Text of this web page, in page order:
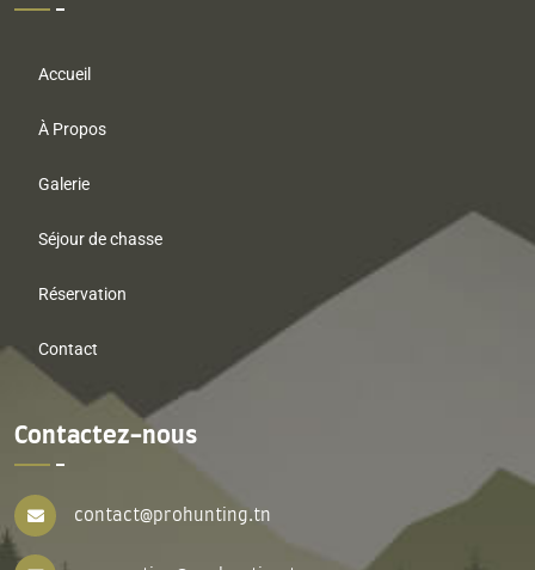
Accueil
À Propos
Galerie
Séjour de chasse
Réservation
Contact
Contactez-nous
contact@prohunting.tn